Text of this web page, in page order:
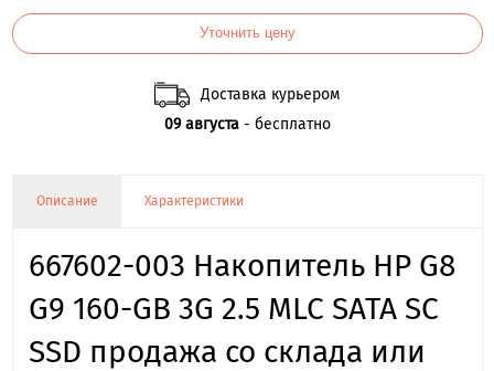
Уточнить цену
Доставка курьером
09 августа- бесплатно
Описание Характеристики
667602-003 Накопитель HP G8
G9 160-GB 3G 2.5 MLC SATA SC
SSD продажа со склада или